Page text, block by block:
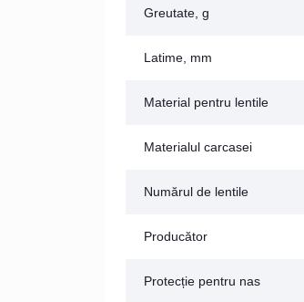
Greutate, g
Latime, mm
Material pentru lentile
Materialul carcasei
Numărul de lentile
Producător
Protecție pentru nas